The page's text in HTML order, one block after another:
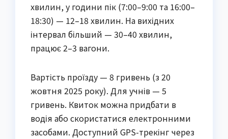
хвилин, у години пік (7:00–9:00 та 16:00–
18:30) — 12–18 хвилин. На вихідних
інтервал більший — 30–40 хвилин,
працює 2–3 вагони.
Вартість проїзду — 8 гривень (з 20
жовтня 2025 року). Для учнів — 5
гривень. Квиток можна придбати в
водія або скористатися електронними
засобами. Доступний GPS-трекінг через